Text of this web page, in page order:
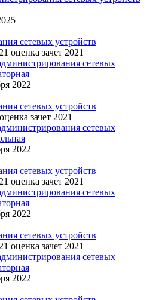
сетевых устройств
оценка зачет 2021
сетевых
2022
сетевых устройств
зачет 2021
сетевых
2022
сетевых устройств
оценка зачет 2021
сетевых
2022
сетевых устройств
оценка зачет 2021
сетевых
2022